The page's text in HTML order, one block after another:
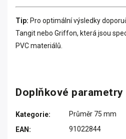
Tip: Pro optimální výsledky
Tangit nebo Griffon, která jsou
PVC materiálů.
Doplňkové parametry
Kategorie:
Průměr 75 mm
EAN :
91022844